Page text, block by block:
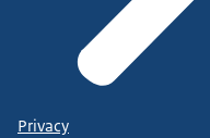
Privacy